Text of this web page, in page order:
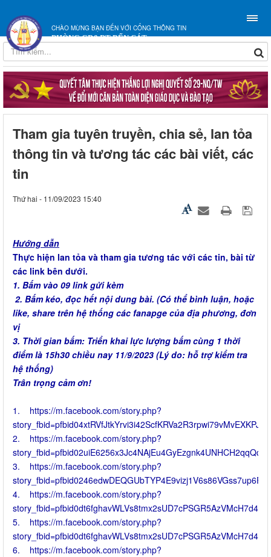
CHÀO MỪNG BẠN ĐẾN VỚI CỔNG THÔNG TIN
PHÒNG GD&ĐT BẾN CÁT
Tham gia tuyên truyền, chia sẻ, lan tỏa
thông tin và tương tác các bài viết, các
tin
Thứ hai - 11/09/2023 15:40
Hướng dẫn
Thực hiện lan tỏa và tham gia tương tác với các tin, bài từ
các link bên dưới.
1. Bấm vào 09 link gửi kèm
2. Bấm kéo, đọc hết nội dung bài. (Có thể bình luận, hoặc
like, share trên hệ thống các fanapge của địa phương, đơn
vị
3. Thời gian bấm: Triển khai lực lượng bấm cùng 1 thời
điểm là 15h30 chiều nay 11/9/2023 (Lý do: hỗ trợ kiểm tra
hệ thống)
Trân trọng cảm ơn!
1. https://m.facebook.com/story.php?
2. https://m.facebook.com/story.php?
3. https://m.facebook.com/story.php?
4. https://m.facebook.com/story.php?
5. https://m.facebook.com/story.php?
6. https://m.facebook.com/story.php?